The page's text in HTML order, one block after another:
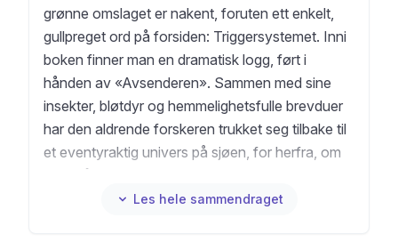
grønne omslaget er nakent, foruten ett enkelt,
gullpreget ord på forsiden: Triggersystemet. Inni
boken finner man en dramatisk logg, ført i
hånden av «Avsenderen». Sammen med sine
insekter, bløtdyr og hemmelighetsfulle brevduer
har den aldrende forskeren trukket seg tilbake til
et eventyraktig univers på sjøen, for herfra, om
samtidens syndeflod av nye kriger og kriser.
Les hele sammendraget